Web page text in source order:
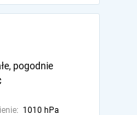
pogodnie
1010 hPa